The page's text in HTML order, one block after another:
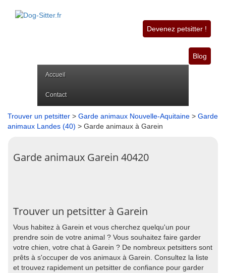
Devenez petsitter !
Blog
Accueil
Contact
Trouver un petsitter > Garde animaux Nouvelle-Aquitaine > Garde
animaux Landes (40) > Garde animaux à Garein
Garde animaux Garein 40420
Trouver un petsitter à Garein
Vous habitez à Garein et vous cherchez quelqu'un pour
prendre soin de votre animal ? Vous souhaitez faire garder
votre chien, votre chat à Garein ? De nombreux petsitters sont
prêts à s'occuper de vos animaux à Garein. Consultez la liste
et trouvez rapidement un petsitter de confiance pour garder